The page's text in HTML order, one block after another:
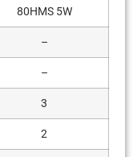
80HMS 5W
–
–
3
2